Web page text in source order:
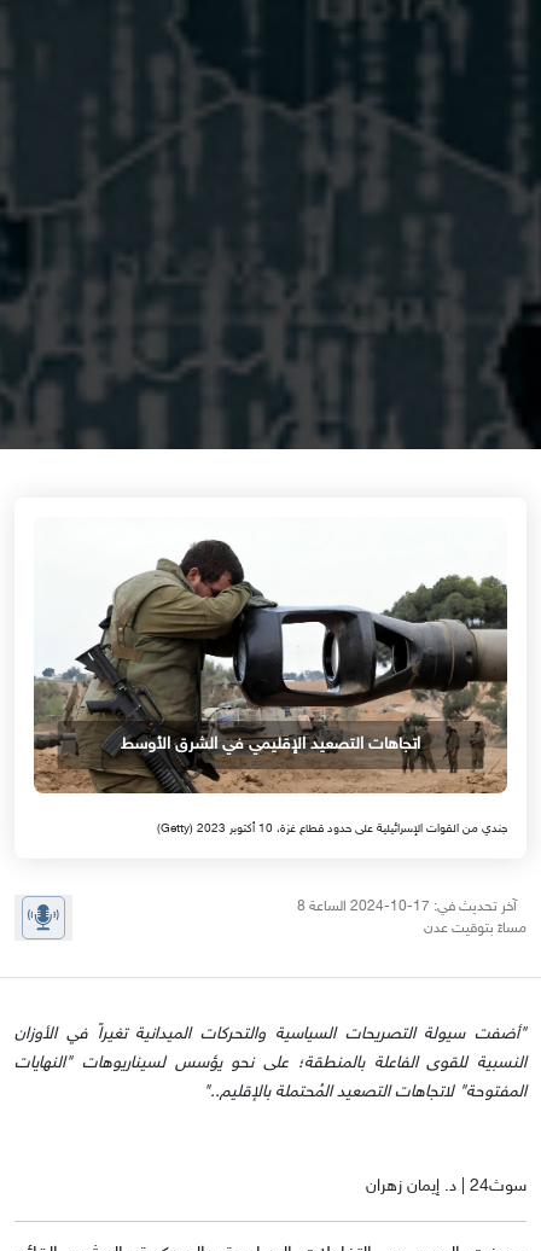
اتجاهات التصعيد الإقليمي في الشرق الأوسط
جندي من القوات الإسرائيلية على حدود قطاع غزة، 10 أكتوبر 2023 (Getty)
آخر تحديث في: 17-10-2024 الساعة 8
مساءً بتوقيت عدن
"أضفت سيولة التصريحات السياسية والتحركات الميدانية تغيراً في الأوزان
النسبية للقوى الفاعلة بالمنطقة؛ على نحو يؤسس لسيناريوهات "النهايات
المفتوحة" لاتجاهات التصعيد المُحتملة بالإقليم.."
سوث24 | د. إيمان زهران